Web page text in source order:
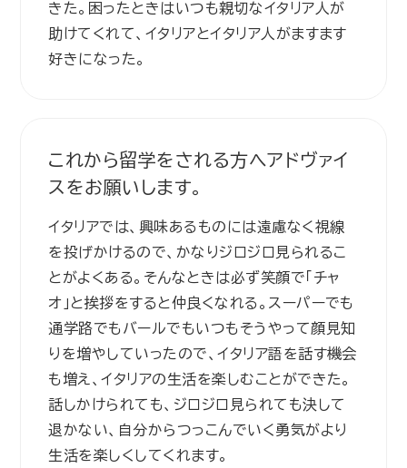
きた。困ったときはいつも親切なイタリア人が
助けてくれて、イタリアとイタリア人がますます
好きになった。
これから留学をされる方へアドヴァイ
スをお願いします。
イタリアでは、興味あるものには遠慮なく視線
を投げかけるので、かなりジロジロ見られるこ
とがよくある。そんなときは必ず笑顔で「チャ
オ」と挨拶をすると仲良くなれる。スーパーでも
通学路でもバールでもいつもそうやって顔見知
りを増やしていったので、イタリア語を話す機会
も増え、イタリアの生活を楽しむことができた。
話しかけられても、ジロジロ見られても決して
退かない、自分からつっこんでいく勇気がより
生活を楽しくしてくれます。